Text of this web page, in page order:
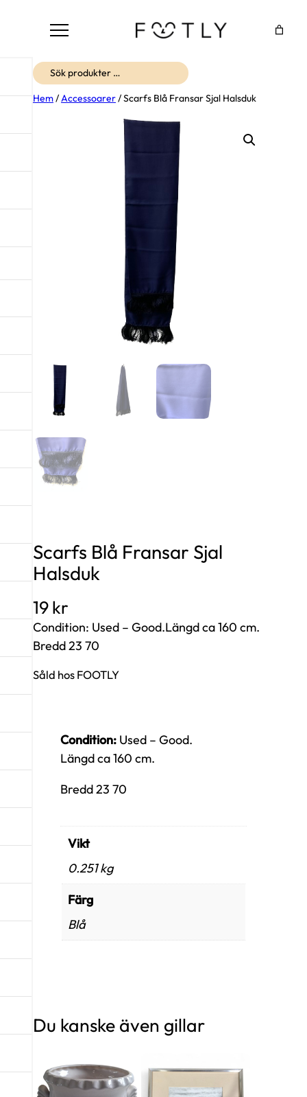
Sök
Hem / Accessoarer / Scarfs Blå Fransar Sjal Halsduk
Scarfs Blå Fransar Sjal
Halsduk
19kr
Condition: Used – Good.Längd ca 160 cm.
Bredd 23 70
Såld hos FOOTLY
Condition: Used – Good.
Längd ca 160 cm.
Bredd 23 70
Vikt
0.251 kg
Färg
Blå
Du kanske även gillar